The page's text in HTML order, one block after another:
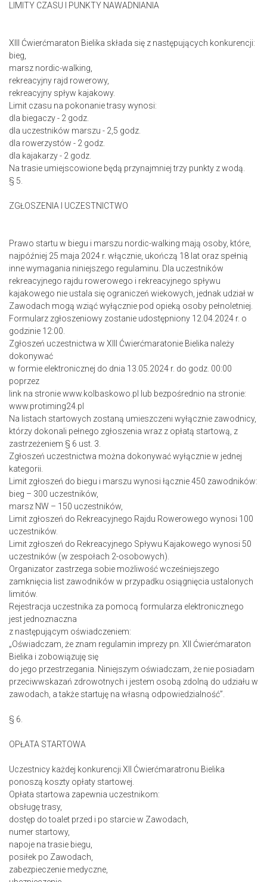
LIMITY CZASU I PUNKTY NAWADNIANIA
XIII Ćwierćmaraton Bielika składa się z następujących konkurencji:
bieg,
marsz nordic-walking,
rekreacyjny rajd rowerowy,
rekreacyjny spływ kajakowy.
Limit czasu na pokonanie trasy wynosi:
dla biegaczy - 2 godz.
dla uczestników marszu - 2,5 godz.
dla rowerzystów - 2 godz.
dla kajakarzy - 2 godz.
Na trasie umiejscowione będą przynajmniej trzy punkty z wodą.
§ 5.
ZGŁOSZENIA I UCZESTNICTWO
Prawo startu w biegu i marszu nordic-walking mają osoby, które,
najpóźniej 25 maja 2024 r. włącznie, ukończą 18 lat oraz spełnią
inne wymagania niniejszego regulaminu. Dla uczestników
rekreacyjnego rajdu rowerowego i rekreacyjnego spływu
kajakowego nie ustala się ograniczeń wiekowych, jednak udział w
Zawodach mogą wziąć wyłącznie pod opieką osoby pełnoletniej.
Formularz zgłoszeniowy zostanie udostępniony 12.04.2024 r. o
godzinie 12:00.
Zgłoszeń uczestnictwa w XIII Ćwierćmaratonie Bielika należy
dokonywać
w formie elektronicznej do dnia 13.05.2024 r. do godz. 00:00
poprzez
link na stronie www.kolbaskowo.pl lub bezpośrednio na stronie:
www.protiming24.pl
Na listach startowych zostaną umieszczeni wyłącznie zawodnicy,
którzy dokonali pełnego zgłoszenia wraz z opłatą startową, z
zastrzeżeniem § 6 ust. 3.
Zgłoszeń uczestnictwa można dokonywać wyłącznie w jednej
kategorii.
Limit zgłoszeń do biegu i marszu wynosi łącznie 450 zawodników:
bieg – 300 uczestników,
marsz NW – 150 uczestników,
Limit zgłoszeń do Rekreacyjnego Rajdu Rowerowego wynosi 100
uczestników.
Limit zgłoszeń do Rekreacyjnego Spływu Kajakowego wynosi 50
uczestników (w zespołach 2-osobowych).
Organizator zastrzega sobie możliwość wcześniejszego
zamknięcia list zawodników w przypadku osiągnięcia ustalonych
limitów.
Rejestracja uczestnika za pomocą formularza elektronicznego
jest jednoznaczna
z następującym oświadczeniem:
„Oświadczam, że znam regulamin imprezy pn. XII Ćwierćmaraton
Bielika i zobowiązuję się
do jego przestrzegania. Niniejszym oświadczam, że nie posiadam
przeciwwskazań zdrowotnych i jestem osobą zdolną do udziału w
zawodach, a także startuję na własną odpowiedzialność”.
§ 6.
OPŁATA STARTOWA
Uczestnicy każdej konkurencji XII Ćwierćmaratronu Bielika
ponoszą koszty opłaty startowej.
Opłata startowa zapewnia uczestnikom:
obsługę trasy,
dostęp do toalet przed i po starcie w Zawodach,
numer startowy,
napoje na trasie biegu,
posiłek po Zawodach,
zabezpieczenie medyczne,